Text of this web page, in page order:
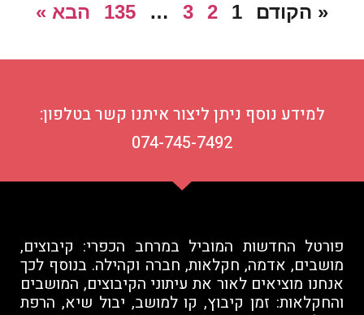
« הקודם 1
2
3
…
135 הבא »
למידע נוסף ניתן ליצור איתנו קשר בטלפון:
074-745-7492
פורטל החדשות המוביל במרחב הכפרי: קיבוצים,
מושבים, אדמה, חקלאות, חברה וקהילה. בנוסף לכך
אנחנו מוציאים לאור את עיתוני הקיבוצים, המושבים
והחקלאות: זמן קיבוץ, קו למושב, יבול שיא, הרפת